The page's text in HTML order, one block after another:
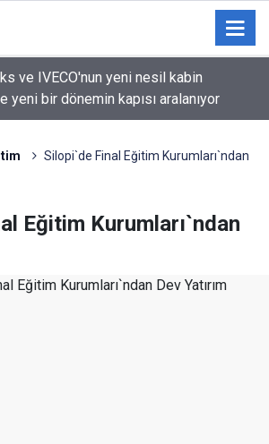
ve IVECO'nun yeni nesil kabin
yeni bir dönemin kapısı aralanıyor
Silopi`de Final Eğitim Kurumları`ndan
Eğitim Kurumları`ndan